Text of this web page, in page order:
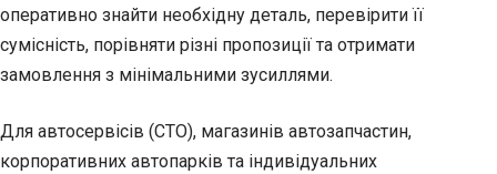
оперативно знайти необхідну деталь, перевірити її
сумісність, порівняти різні пропозиції та отримати
замовлення з мінімальними зусиллями.
Для автосервісів (СТО), магазинів автозапчастин,
корпоративних автопарків та індивідуальних